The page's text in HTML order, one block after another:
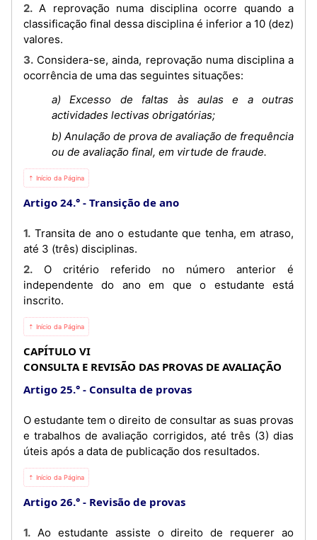
2. A reprovação numa disciplina ocorre quando a
classificação final dessa disciplina é inferior a 10 (dez)
valores.
3. Considera-se, ainda, reprovação numa disciplina a
ocorrência de uma das seguintes situações:
a) Excesso de faltas às aulas e a outras
actividades lectivas obrigatórias;
b) Anulação de prova de avaliação de frequência
ou de avaliação final, em virtude de fraude.
⇡ Início da Página
Artigo 24.° Transição de ano
1. Transita de ano o estudante que tenha, em atraso,
até 3 (três) disciplinas.
2. O critério referido no número anterior é
independente do ano em que o estudante está
inscrito.
⇡ Início da Página
CAPÍTULO VI
CONSULTA E REVISÃO DAS PROVAS DE AVALIAÇÃO
Artigo 25.°
Consulta de provas
O estudante tem o direito de consultar as suas provas
e trabalhos de avaliação corrigidos, até três (3) dias
úteis após a data de publicação dos resultados.
⇡ Início da Página
Artigo 26.° Revisão de provas
1. Ao estudante assiste o direito de requerer ao